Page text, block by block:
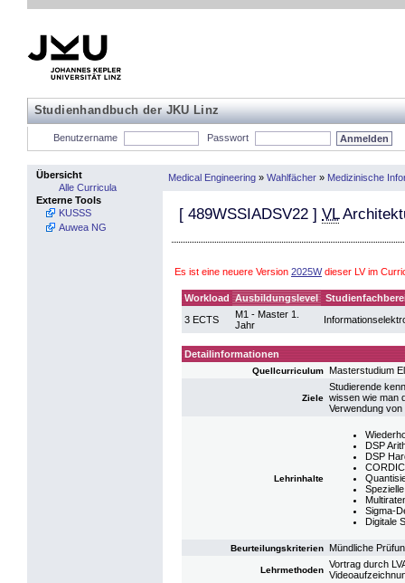
Studienhandbuch der JKU Linz
Benutzername Passwort
Übersicht
Alle Curricula
Externe Tools
KUSSS
Auwea NG
Medical Engineering » Wahlfächer » Medizinische
[ 489WSSIADSV22 ] VL
Es ist eine neuere Version 2025Wdieser LV im
Workload Ausbildungslevel
3 ECTS
M1 - Master 1.
Jahr
Detailinformationen
Quellcurriculum Masterstudium
Ziele
Studierende
wissen wie man
Verwendung
Lehrinhalte
DSP
DSP
Sigma-
Digitale
Beurteilungskriterien Mündliche
Lehrmethoden
Vortrag durch